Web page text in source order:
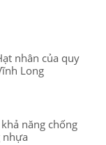
nhân của quy
Long
năng chống
nhựa